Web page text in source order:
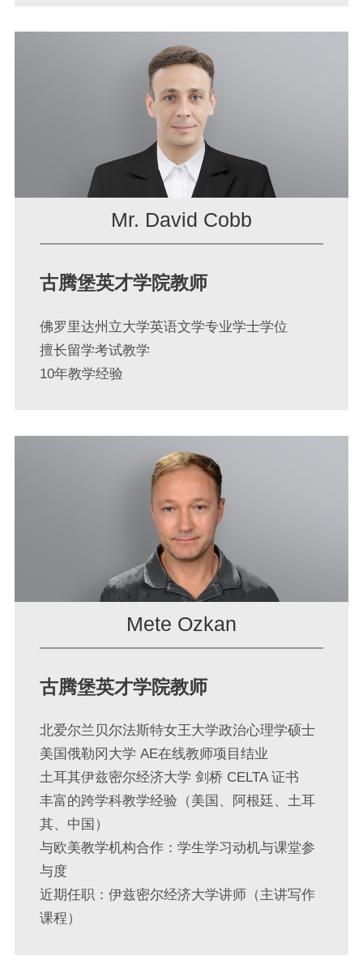
Mr. David Cobb
古腾堡英才学院教师
佛罗里达州立大学英语文学专业学士学位
擅长留学考试教学
10年教学经验
Mete Ozkan
古腾堡英才学院教师
北爱尔兰贝尔法斯特女王大学政治心理学硕士
美国俄勒冈大学 AE在线教师项目结业
土耳其伊兹密尔经济大学 剑桥 CELTA 证书
丰富的跨学科教学经验（美国、阿根廷、土耳
其、中国）
与欧美教学机构合作：学生学习动机与课堂参
与度
近期任职：伊兹密尔经济大学讲师（主讲写作
课程）